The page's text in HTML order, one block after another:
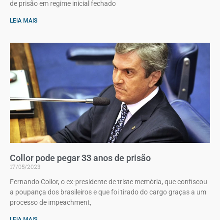
de prisão em regime inicial fechado
LEIA MAIS
Collor pode pegar 33 anos de prisão
17/05/2023
Fernando Collor, o ex-presidente de triste memória, que confiscou
a poupança dos brasileiros e que foi tirado do cargo graças a um
processo de impeachment,